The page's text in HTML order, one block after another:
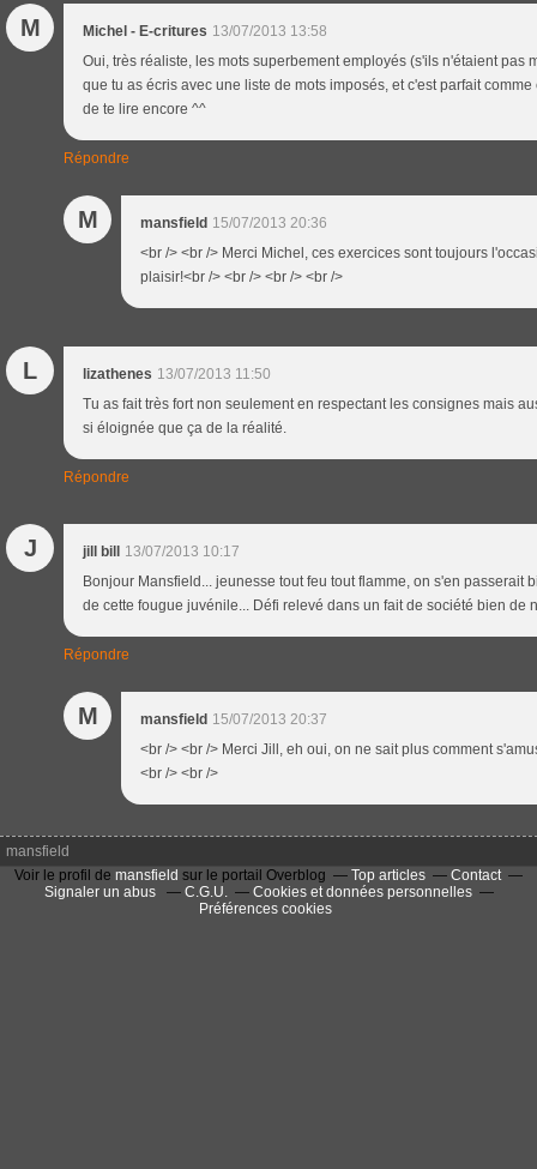
M Michel - E-critures 13/07/2013 13:58
Oui, très réaliste, les mots superbement employés (s'ils n'étaient pas
que tu as écris avec une liste de mots imposés, et c'est parfait
de te lire encore ^^
Répondre
M mansfield 15/07/2013 20:36
<br /> <br /> Merci Michel, ces exercices sont toujours
plaisir!<br /> <br /> <br /> <br />
L lizathenes 13/07/2013 11:50
Tu as fait très fort non seulement en respectant les consignes mais
si éloignée que ça de la réalité.
Répondre
J jill bill
13/07/2013 10:17
Bonjour Mansfield... jeunesse tout feu tout flamme, on s'en passerait
de cette fougue juvénile... Défi relevé dans un fait de société bien de
Répondre
M mansfield 15/07/2013 20:37
<br /> <br /> Merci Jill, eh oui, on ne sait plus comment
<br /> <br />
mansfield
Voir le profil de mansfield sur le portail Overblog Top articles
Contact
Signaler un abus
C.G.U.
Cookies et données personnelles
Préférences cookies